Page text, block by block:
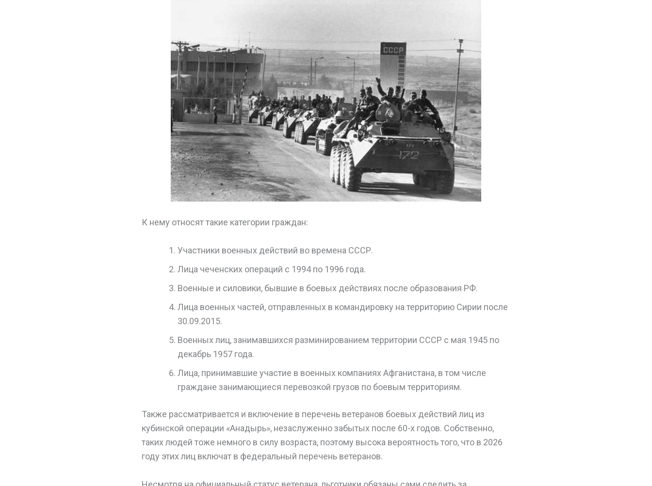
К нему относят такие категории граждан:
Участники военных действий во времена СССР.
Лица чеченских операций с 1994 по 1996 года.
Военные и силовики, бывшие в боевых действиях после образования РФ.
Лица военных частей, отправленных в командировку на территорию Сирии после
30.09.2015.
Военных лиц, занимавшихся разминированием территории СССР с мая 1945 по
декабрь 1957 года.
Лица, принимавшие участие в военных компаниях Афганистана, в том числе
граждане занимающиеся перевозкой грузов по боевым территориям.
Также рассматривается и включение в перечень ветеранов боевых действий лиц из
кубинской операции «Анадырь», незаслуженно забытых после 60-х годов. Собственно,
таких людей тоже немного в силу возраста, поэтому высока вероятность того, что в 2026
году этих лиц включат в федеральный перечень ветеранов.